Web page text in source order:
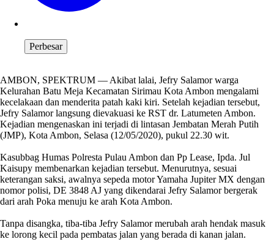
Perbesar
AMBON, SPEKTRUM — Akibat lalai, Jefry Salamor warga
Kelurahan Batu Meja Kecamatan Sirimau Kota Ambon mengalami
kecelakaan dan menderita patah kaki kiri. Setelah kejadian tersebut,
Jefry Salamor langsung dievakuasi ke RST dr. Latumeten Ambon.
Kejadian mengenaskan ini terjadi di lintasan Jembatan Merah Putih
(JMP), Kota Ambon, Selasa (12/05/2020), pukul 22.30 wit.
Kasubbag Humas Polresta Pulau Ambon dan Pp Lease, Ipda. Jul
Kaisupy membenarkan kejadian tersebut. Menurutnya, sesuai
keterangan saksi, awalnya sepeda motor Yamaha Jupiter MX dengan
nomor polisi, DE 3848 AJ yang dikendarai Jefry Salamor bergerak
dari arah Poka menuju ke arah Kota Ambon.
Tanpa disangka, tiba-tiba Jefry Salamor merubah arah hendak masuk
ke lorong kecil pada pembatas jalan yang berada di kanan jalan.